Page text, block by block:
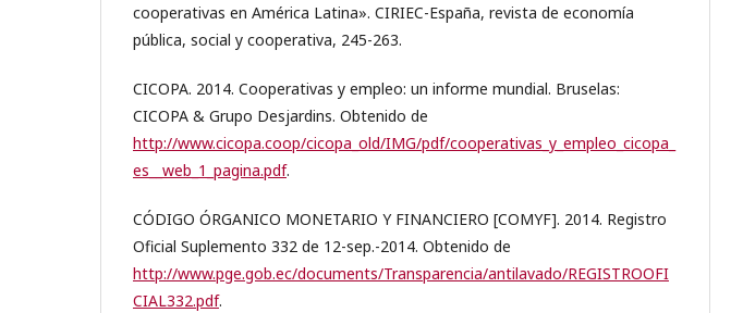
cooperativas en América Latina». CIRIEC-España, revista de economía
pública, social y cooperativa, 245-263.
CICOPA. 2014. Cooperativas y empleo: un informe mundial. Bruselas:
CICOPA & Grupo Desjardins. Obtenido de
http://www.cicopa.coop/cicopa_old/IMG/pdf/cooperativas_y_empleo_cicopa_
es__web_1_pagina.pdf.
CÓDIGO ÓRGANICO MONETARIO Y FINANCIERO [COMYF]. 2014. Registro
Oficial Suplemento 332 de 12-sep.-2014. Obtenido de
http://www.pge.gob.ec/documents/Transparencia/antilavado/REGISTROOFI
CIAL332.pdf.